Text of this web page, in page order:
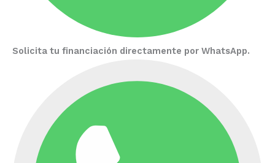
Solicita tu financiación directamente por WhatsApp.